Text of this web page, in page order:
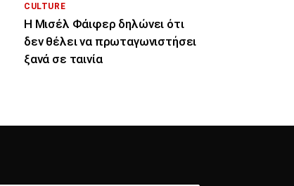
CULTURE
Η Μισέλ Φάιφερ δηλώνει ότι
δεν θέλει να πρωταγωνιστήσει
ξανά σε ταινία